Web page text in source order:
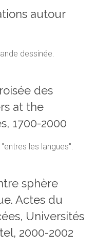
autour
dessinée.
des
at the
1700-2000
les langues".
sphère
Actes du
Universités
2000-2002